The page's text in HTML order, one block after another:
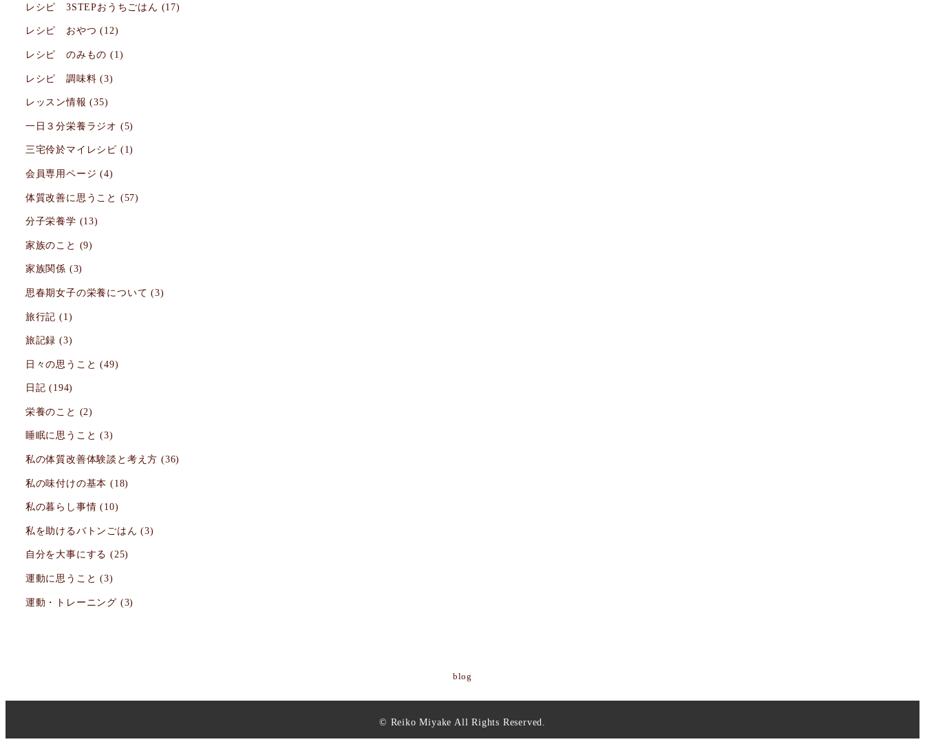
レシピ 3STEPおうちごはん (17)
レシピ おやつ (12)
レシピ のみもの (1)
レシピ 調味料 (3)
レッスン情報 (35)
一日３分栄養ラジオ (5)
三宅伶於マイレシピ (1)
会員専用ページ (4)
体質改善に思うこと (57)
分子栄養学 (13)
家族のこと (9)
家族関係 (3)
思春期女子の栄養について (3)
旅行記 (1)
旅記録 (3)
日々の思うこと (49)
日記 (194)
栄養のこと (2)
睡眠に思うこと (3)
私の体質改善体験談と考え方 (36)
私の味付けの基本 (18)
私の暮らし事情 (10)
私を助けるバトンごはん (3)
自分を大事にする (25)
運動に思うこと (3)
運動・トレーニング (3)
blog
© Reiko Miyake All Rights Reserved.